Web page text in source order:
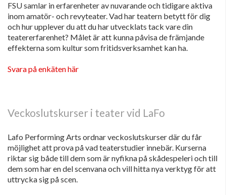
FSU samlar in erfarenheter av nuvarande och tidigare aktiva
inom amatör- och revyteater. Vad har teatern betytt för dig
och hur upplever du att du har utvecklats tack vare din
teatererfarenhet? Målet är att kunna påvisa de främjande
effekterna som kultur som fritidsverksamhet kan ha.
Svara på enkäten här
Veckoslutskurser i teater vid LaFo
Lafo Performing Arts ordnar veckoslutskurser där du får
möjlighet att prova på vad teaterstudier innebär. Kurserna
riktar sig både till dem som är nyfikna på skådespeleri och till
dem som har en del scenvana och vill hitta nya verktyg för att
uttrycka sig på scen.